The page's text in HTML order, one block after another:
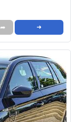
➦ ➜